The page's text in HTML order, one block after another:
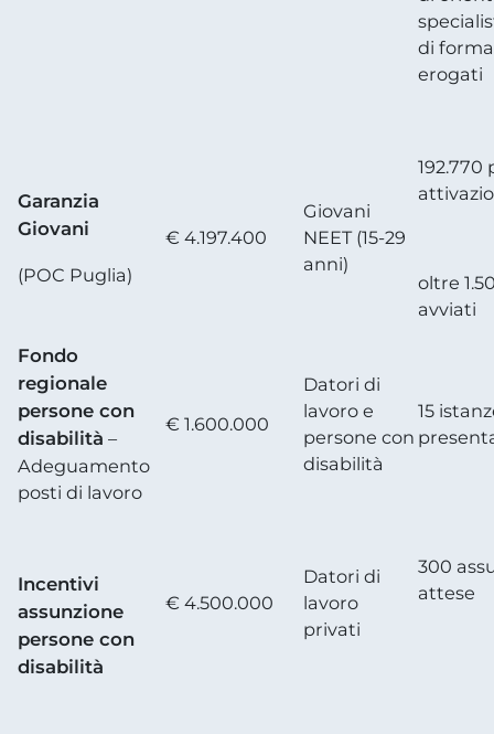
di
erogati
Garanzia
Giovani
(POC Puglia)
€ 4.197.400
Giovani
NEET (15-29
anni)
192.770
oltre
avviati
Fondo
regionale
persone con
disabilità –
Adeguamento
posti di lavoro
€ 1.600.000
Datori di
lavoro e
persone con
disabilità
15
Incentivi
assunzione
persone con
disabilità
€ 4.500.000
Datori di
lavoro
privati
300
attese